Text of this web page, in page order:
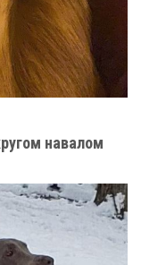
навалом